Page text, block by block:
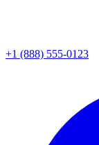
+1 (888) 555-0123